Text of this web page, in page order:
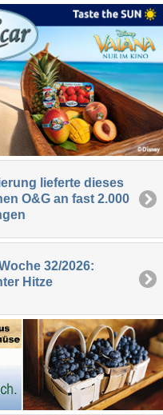
lieferte dieses
O&G an fast 2.000
32/2026:
Hitze